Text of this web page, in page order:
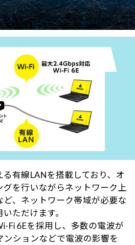
有線LANを搭載しており、オ
グを行いながらネットワーク上
ど、ネットワーク帯域が必要な
ただけます。
Fi 6Eを採用し、多数の電波が
ションなどで電波の影響を